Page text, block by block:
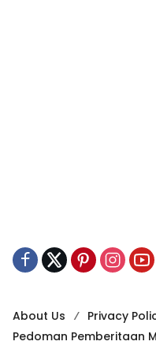
About Us
Privacy
Pedoman Pemberitaan